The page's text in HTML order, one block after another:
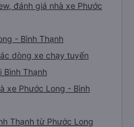
đánh giá nhà xe Phước
- Bình Thạnh
dòng xe chạy tuyến
Thạnh
xe Phước Long - Bình
Thạnh từ Phước Long